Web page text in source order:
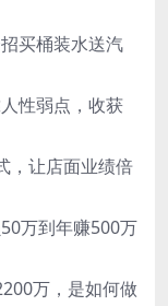
买桶装水送汽
性弱点，收获
，让店面业绩倍
万到年赚500万
万，是如何做